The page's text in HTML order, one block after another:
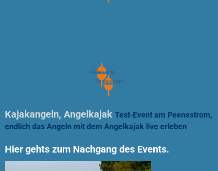
Kajakangeln, Angelkajak Test-Event am Peenestrom,
endlich das Angeln mit dem Angelkajak live erleben
Hier gehts zum Nachgang des Events.